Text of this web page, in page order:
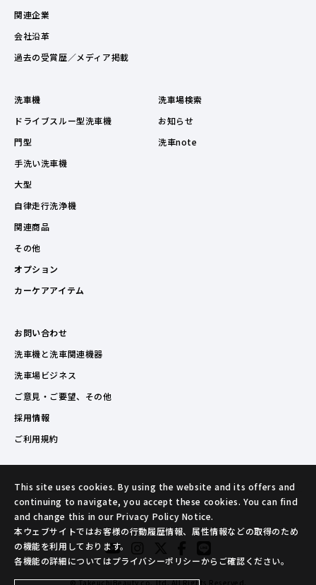
関連企業
会社沿革
過去の受賞歴／メディア掲載
洗車機
ドライブスルー型洗車機
門型
手洗い洗車機
大型
自律走行洗浄機
関連商品
その他
オプション
カーケアアイテム
洗車場検索
お知らせ
洗車note
お問い合わせ
洗車機と洗車関連機器
洗車場ビジネス
ご意見・ご要望、その他
採用情報
ご利用規約
© TakeuchiBeauty co.,ltd. All Rights Reserved.
This site uses cookies. By using the website and its offers and
continuing to navigate, you accept these cookies. You can find
and change this in our Privacy Policy Notice.
本ウェブサイトではお客様の行動履歴情報、属性情報などの取得のため
の機能を利用しております。
各機能の詳細についてはプライバシーポリシーからご確認ください。